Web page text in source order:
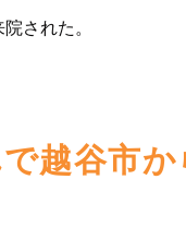
された。
越谷市